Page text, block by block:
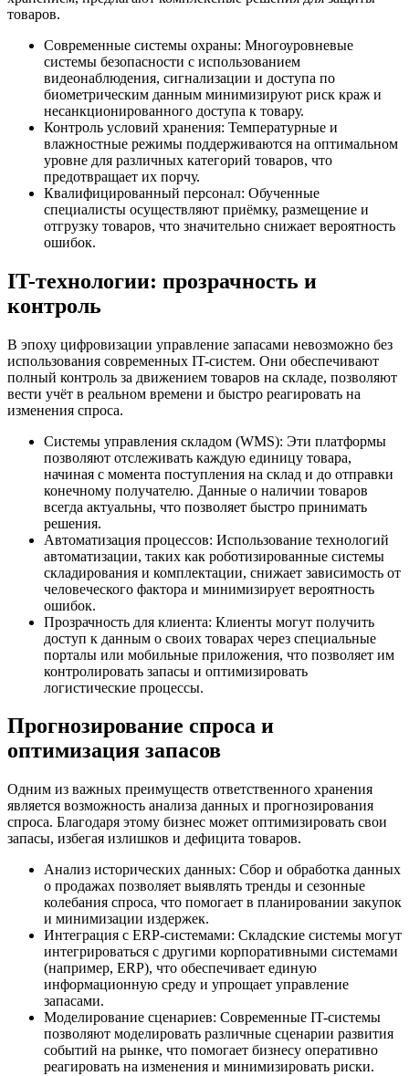
товаров.
Современные системы охраны: Многоуровневые
системы безопасности с использованием
видеонаблюдения, сигнализации и доступа по
биометрическим данным минимизируют риск краж и
несанкционированного доступа к товару.
Контроль условий хранения: Температурные и
влажностные режимы поддерживаются на оптимальном
уровне для различных категорий товаров, что
предотвращает их порчу.
Квалифицированный персонал: Обученные
специалисты осуществляют приёмку, размещение и
отгрузку товаров, что значительно снижает вероятность
ошибок.
IT-технологии: прозрачность и
контроль
В эпоху цифровизации управление запасами невозможно без
использования современных IT-систем. Они обеспечивают
полный контроль за движением товаров на складе, позволяют
вести учёт в реальном времени и быстро реагировать на
изменения спроса.
Системы управления складом (WMS): Эти платформы
позволяют отслеживать каждую единицу товара,
начиная с момента поступления на склад и до отправки
конечному получателю. Данные о наличии товаров
всегда актуальны, что позволяет быстро принимать
решения.
Автоматизация процессов: Использование технологий
автоматизации, таких как роботизированные системы
складирования и комплектации, снижает зависимость от
человеческого фактора и минимизирует вероятность
ошибок.
Прозрачность для клиента: Клиенты могут получить
доступ к данным о своих товарах через специальные
порталы или мобильные приложения, что позволяет им
контролировать запасы и оптимизировать
логистические процессы.
Прогнозирование спроса и
оптимизация запасов
Одним из важных преимуществ ответственного хранения
является возможность анализа данных и прогнозирования
спроса. Благодаря этому бизнес может оптимизировать свои
запасы, избегая излишков и дефицита товаров.
Анализ исторических данных: Сбор и обработка данных
о продажах позволяет выявлять тренды и сезонные
колебания спроса, что помогает в планировании закупок
и минимизации издержек.
Интеграция с ERP-системами: Складские системы могут
интегрироваться с другими корпоративными системами
(например, ERP), что обеспечивает единую
информационную среду и упрощает управление
запасами.
Моделирование сценариев: Современные IT-системы
позволяют моделировать различные сценарии развития
событий на рынке, что помогает бизнесу оперативно
реагировать на изменения и минимизировать риски.